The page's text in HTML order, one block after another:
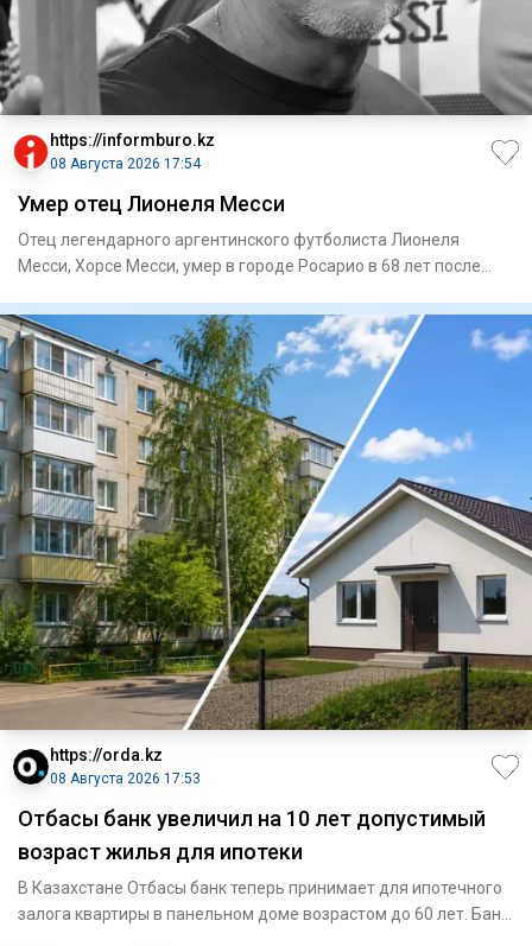
https://informburo.kz
08 Августа 2026 17:54
Умер отец Лионеля Месси
Отец легендарного аргентинского футболиста Лионеля
Месси, Хорсе Месси, умер в городе Росарио в 68 лет после
https://orda.kz
08 Августа 2026 17:53
Отбасы банк увеличил на 10 лет допустимый
возраст жилья для ипотеки
В Казахстане Отбасы банк теперь принимает для ипотечного
залога квартиры в панельном доме возрастом до 60 лет. Банк